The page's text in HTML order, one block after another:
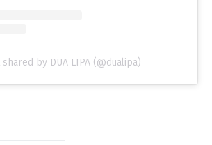
by DUA LIPA (@dualipa)